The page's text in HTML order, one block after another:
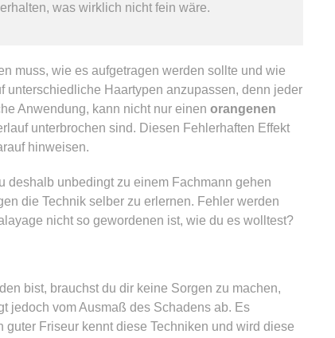
was wirklich nicht fein wäre.
muss, wie es aufgetragen werden sollte und wie
unterschiedliche Haartypen anzupassen, denn jeder
Anwendung, kann nicht nur einen orangenen
unterbrochen sind. Diesen Fehlerhaften Effekt
hinweisen.
deshalb unbedingt zu einem Fachmann gehen
die Technik selber zu erlernen. Fehler werden
nicht so gewordenen ist, wie du es wolltest?
bist, brauchst du dir keine Sorgen zu machen,
jedoch vom Ausmaß des Schadens ab. Es
Friseur kennt diese Techniken und wird diese